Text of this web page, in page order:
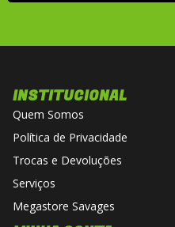
INSTITUCIONAL
Quem Somos
Política de Privacidade
Trocas e Devoluções
Serviços
Megastore Savages